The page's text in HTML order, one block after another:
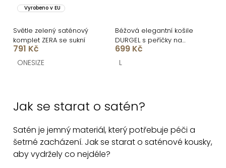
Vyrobeno v EU
Světle zelený saténový
komplet ZERA se sukní
791 Kč
ONESIZE
Béžová elegantní košile
DURGEL s peříčky na
rukávech
699 Kč
L
l
d
a
Jak se starat o satén?
Satén je jemný materiál, který potřebuje péči a
šetrné zacházení. Jak se starat o saténové kousky,
aby vydržely co nejdéle?